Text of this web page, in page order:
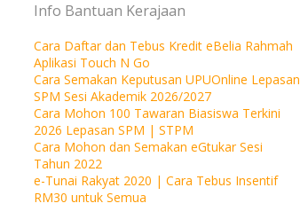
Info Bantuan Kerajaan
Cara Daftar dan Tebus Kredit eBelia Rahmah
Aplikasi Touch N Go
Cara Semakan Keputusan UPUOnline Lepasan
SPM Sesi Akademik 2026/2027
Cara Mohon 100 Tawaran Biasiswa Terkini
2026 Lepasan SPM | STPM
Cara Mohon dan Semakan eGtukar Sesi
Tahun 2022
e-Tunai Rakyat 2020 | Cara Tebus Insentif
RM30 untuk Semua